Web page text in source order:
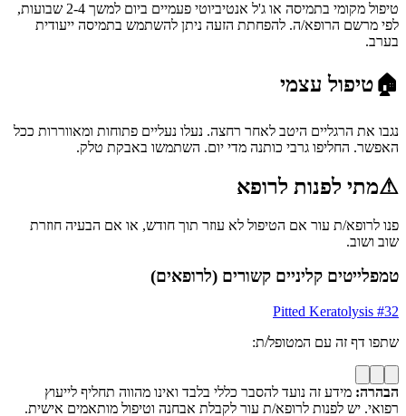
טיפול מקומי בתמיסה או ג'ל אנטיביוטי פעמיים ביום למשך 2-4 שבועות,
לפי מרשם הרופא/ה. להפחתת הזעה ניתן להשתמש בתמיסה ייעודית
בערב.
🏠טיפול עצמי
נגבו את הרגליים היטב לאחר רחצה. נעלו נעליים פתוחות ומאווררות ככל
האפשר. החליפו גרבי כותנה מדי יום. השתמשו באבקת טלק.
⚠מתי לפנות לרופא
פנו לרופא/ת עור אם הטיפול לא עוזר תוך חודש, או אם הבעיה חוזרת
שוב ושוב.
טמפלייטים קליניים קשורים (לרופאים)
#32
Pitted Keratolysis
שתפו דף זה עם המטופל/ת:
הבהרה: מידע זה נועד להסבר כללי בלבד ואינו מהווה תחליף לייעוץ
רפואי. יש לפנות לרופא/ת עור לקבלת אבחנה וטיפול מותאמים אישית.